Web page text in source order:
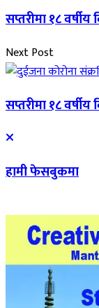
सप्तरीमा १८
Next Post
सप्तरीमा १८
हामी फेसबुकमा